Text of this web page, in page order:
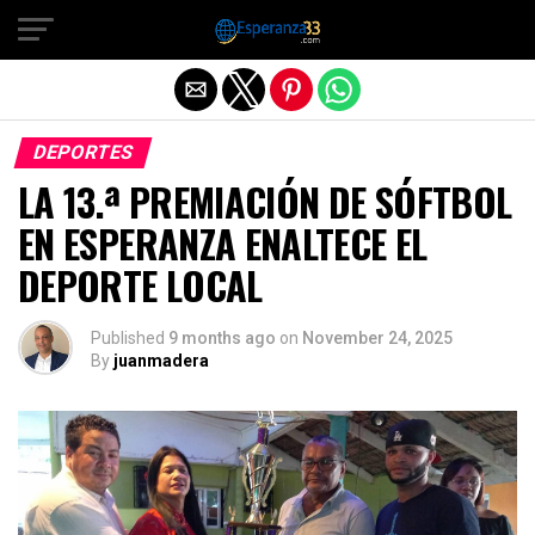
DEPORTES
LA 13.ª PREMIACIÓN DE SÓFTBOL
EN ESPERANZA ENALTECE EL
DEPORTE LOCAL
Published 9 months ago on November 24, 2025
By juanmadera
Exit mobile version